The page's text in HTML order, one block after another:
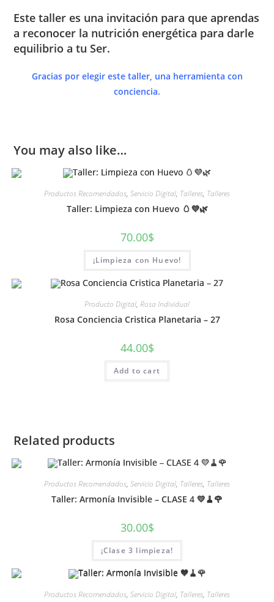
Este taller es una invitación para que aprendas
a reconocer la nutrición energética para darle
equilibrio a tu Ser.
Gracias por elegir este taller, una herramienta con
conciencia.
You may also like…
Productos Recomendados, Servicio Digital, Talleres, Talleres
Taller: Limpieza con Huevo 🥚💜🌿
70.00$
¡Limpieza con Huevo!
Producto Digital, Rosa Individual
Rosa Conciencia Cristica Planetaria – 27
44.00$
Add to cart
Related products
Productos Recomendados, Servicio Digital, Talleres, Talleres
Taller: Armonía Invisible – CLASE 4 💛🧹🌹
30.00$
¡Clase 3 limpieza!
Productos Recomendados, Servicio Digital, Talleres, Talleres